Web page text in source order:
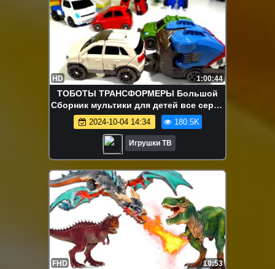
HD 1:00:44
ТОБОТЫ ТРАНСФОРМЕРЫ Большой
Cборник мультики для детей все серии
подряд Битва Тоботов Трансформеров
2024-10-04 14:34 180.5K
Игрушки ТВ
FHD 10:53